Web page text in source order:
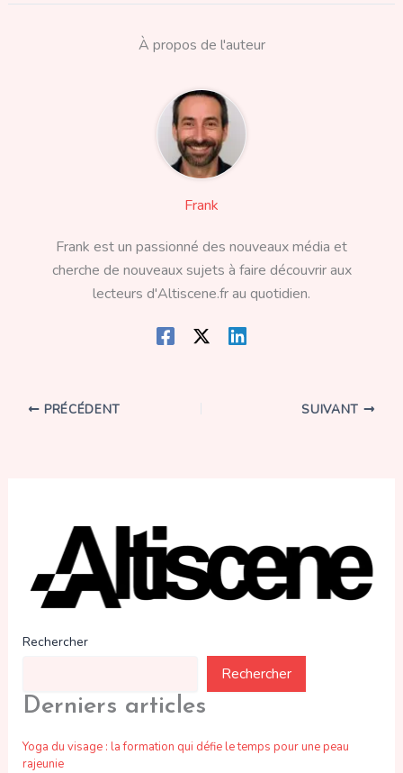
À propos de l'auteur
Frank
Frank est un passionné des nouveaux média et
cherche de nouveaux sujets à faire découvrir aux
lecteurs d'Altiscene.fr au quotidien.
PRÉCÉDENT SUIVANT
Rechercher
Rechercher
Derniers articles
Yoga du visage : la formation qui défie le temps pour une peau
rajeunie